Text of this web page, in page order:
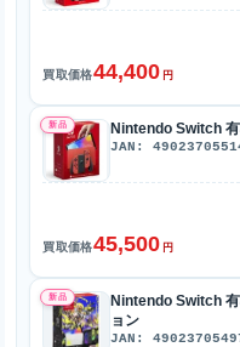
買取価格44,400 円
新品 Nintendo Switch
JAN:
買取価格45,500 円
新品
Nintendo Switch
ョン
JAN: